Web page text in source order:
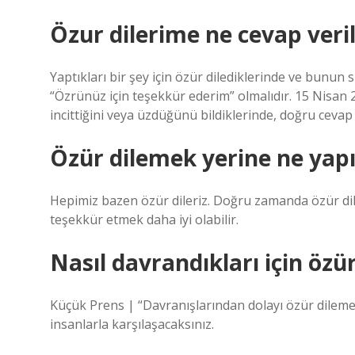
Özur dilerime ne cevap
Yaptıkları bir şey için özür dilediklerinde ve
“Özrünüz için teşekkür ederim” olmalıdır. 15
incittiğini veya üzdüğünü bildiklerinde, doğru cevap
Özür dilemek yerine ne
Hepimiz bazen özür dileriz. Doğru zamanda özür
teşekkür etmek daha iyi olabilir.
Nasıl davrandıkları için
Küçük Prens | “Davranışlarından dolayı özür
insanlarla karşılaşacaksınız.